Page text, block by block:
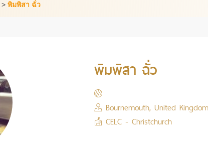
> พิมพิสา ฉั่ว
พิมพิสา ฉั่ว
Bournemouth, United Kingdom
CELC - Christchurch